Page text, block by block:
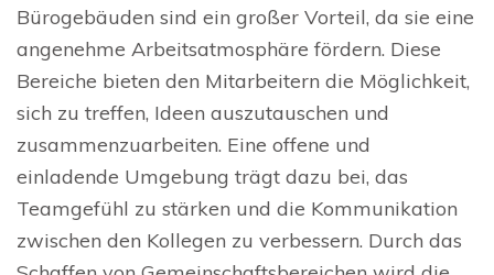
Bürogebäuden sind ein großer Vorteil, da sie eine
angenehme Arbeitsatmosphäre fördern. Diese
Bereiche bieten den Mitarbeitern die Möglichkeit,
sich zu treffen, Ideen auszutauschen und
zusammenzuarbeiten. Eine offene und
einladende Umgebung trägt dazu bei, das
Teamgefühl zu stärken und die Kommunikation
zwischen den Kollegen zu verbessern. Durch das